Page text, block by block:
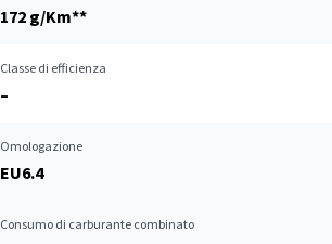
172 g/Km**
Classe di efficienza
–
Omologazione
EU6.4
Consumo di carburante combinato